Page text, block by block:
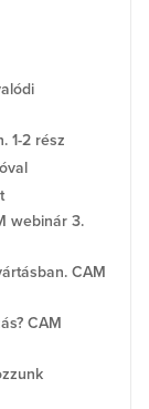
1-2 rész
webinár 3.
CAM
CAM